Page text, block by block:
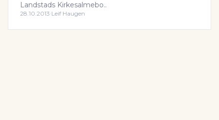
Landstads Kirkesalmebo..
28.10.2013·Leif Haugen